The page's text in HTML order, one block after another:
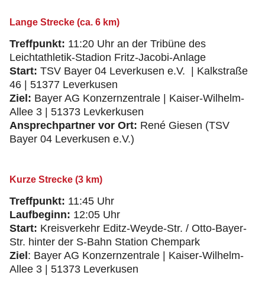
Lange Strecke (ca. 6 km)
Treffpunkt: 11:20 Uhr an der Tribüne des
Leichtathletik-Stadion Fritz-Jacobi-Anlage
Start: TSV Bayer 04 Leverkusen e.V. | Kalkstraße
46 | 51377 Leverkusen
Ziel: Bayer AG Konzernzentrale | Kaiser-Wilhelm-
Allee 3 | 51373 Levkerkusen
Ansprechpartner vor Ort: René Giesen (TSV
Bayer 04 Leverkusen e.V.)
Kurze Strecke (3 km)
Treffpunkt: 11:45 Uhr
Laufbeginn: 12:05 Uhr
Start: Kreisverkehr Editz-Weyde-Str. / Otto-Bayer-
Str. hinter der S-Bahn Station Chempark
Ziel : Bayer AG Konzernzentrale | Kaiser-Wilhelm-
Allee 3 | 51373 Leverkusen